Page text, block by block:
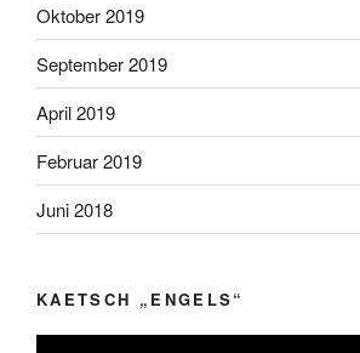
Oktober 2019
September 2019
April 2019
Februar 2019
Juni 2018
KAETSCH „ENGELS“